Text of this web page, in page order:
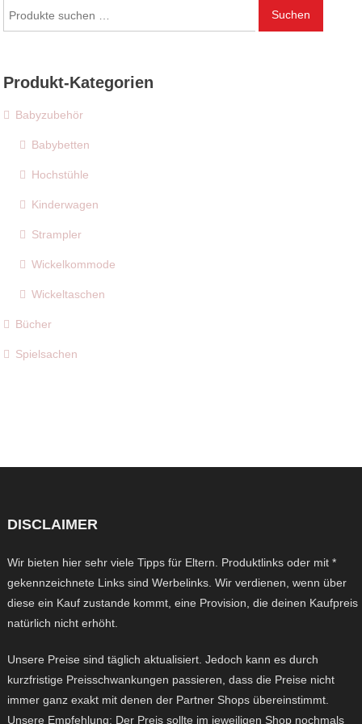
nach:
Suchen
Produkt-Kategorien
Babyzubehör
Babybetten
Hochstühle
Kinderwagen
Strampler
Wickelkommode
Wickeltaschen
Bücher
Spielsachen
DISCLAIMER
Wir bieten hier sehr viele Tipps für Eltern. Produktlinks oder mit *
gekennzeichnete Links sind Werbelinks. Wir verdienen, wenn über
diese ein Kauf zustande kommt, eine Provision, die deinen Kaufpreis
natürlich nicht erhöht.
Unsere Preise sind täglich aktualisiert. Jedoch kann es durch
kurzfristige Preisschwankungen passieren, dass die Preise nicht
immer ganz exakt mit denen der Partner Shops übereinstimmt.
Unsere Empfehlung: Der Preis sollte im jeweiligen Shop nochmals